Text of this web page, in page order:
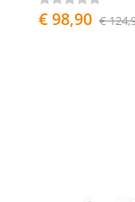
€ 98,90 €